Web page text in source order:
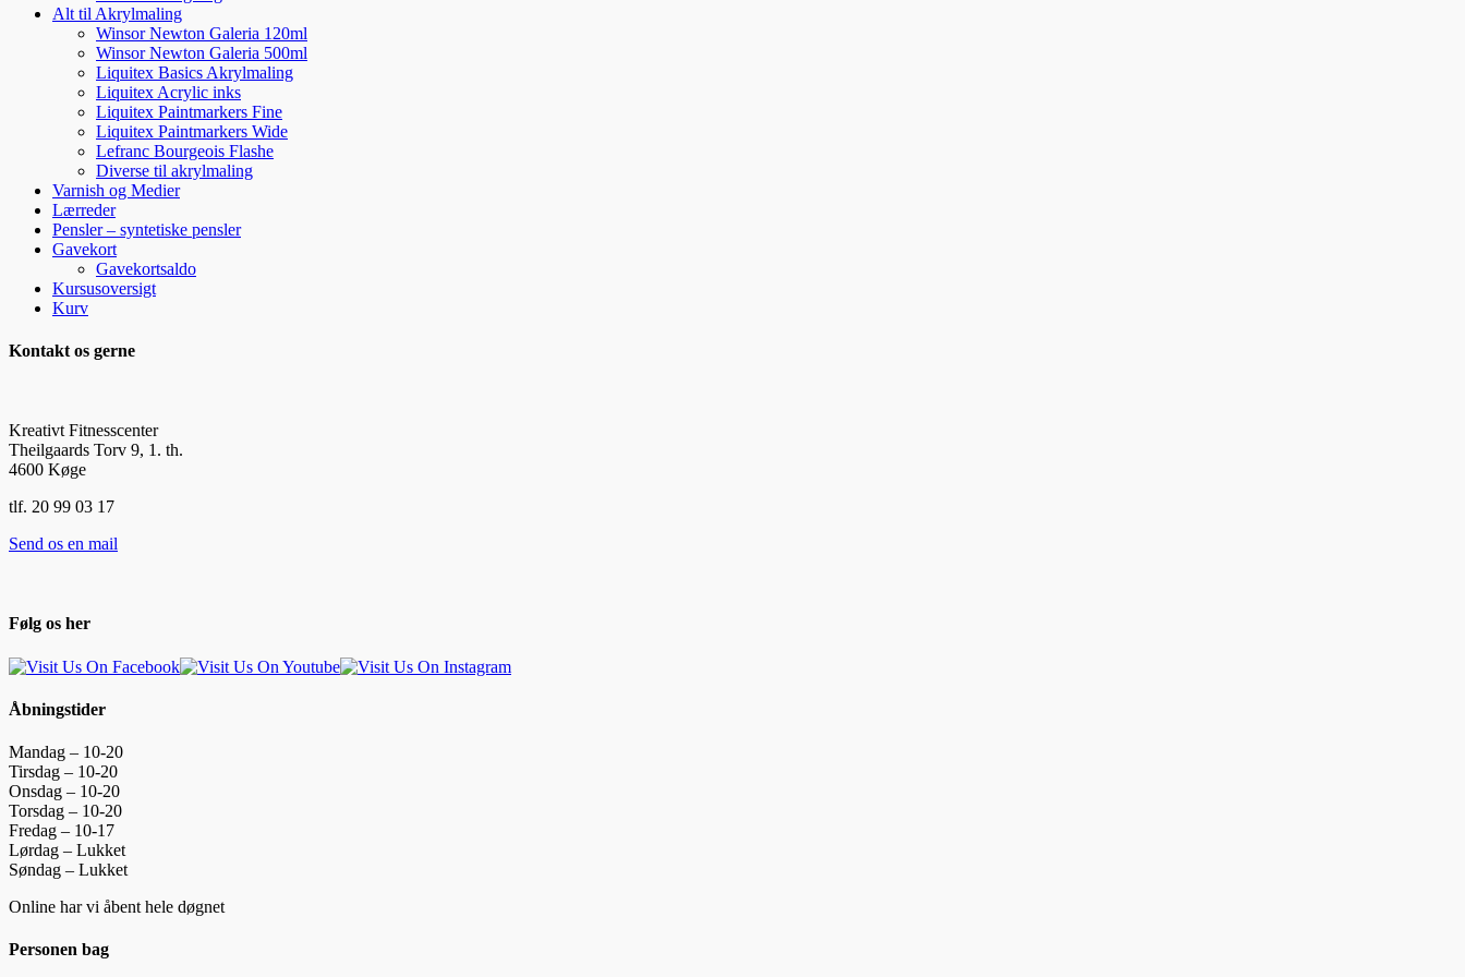
Alt til Akrylmaling
Winsor Newton Galeria 120ml
Winsor Newton Galeria 500ml
Liquitex Basics Akrylmaling
Liquitex Acrylic inks
Liquitex Paintmarkers Fine
Liquitex Paintmarkers Wide
Lefranc Bourgeois Flashe
Diverse til akrylmaling
Varnish og Medier
Lærreder
Pensler – syntetiske pensler
Gavekort
Gavekortsaldo
Kursusoversigt
Kurv
Kontakt os gerne
Kreativt Fitnesscenter
Theilgaards Torv 9, 1. th.
4600 Køge
tlf. 20 99 03 17
Send os en mail
Følg os her
Åbningstider
Mandag – 10-20
Tirsdag – 10-20
Onsdag – 10-20
Torsdag – 10-20
Fredag – 10-17
Lørdag – Lukket
Søndag – Lukket
Online har vi åbent hele døgnet
Personen bag